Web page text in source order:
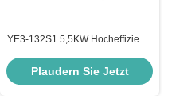
YE3-132S1 5,5KW Hocheffizienz-
Plaudern Sie Jetzt